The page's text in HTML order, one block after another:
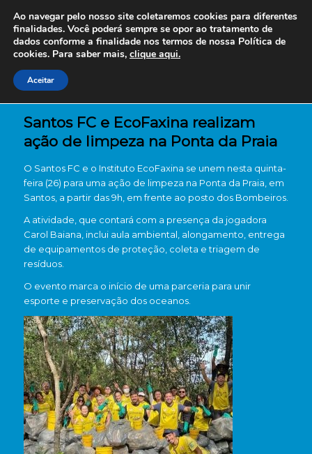
Santos FC e EcoFaxina realizam
ação de limpeza na Ponta da Praia
O Santos FC e o Instituto EcoFaxina se unem nesta quinta-
feira (26) para uma ação de limpeza na Ponta da Praia, em
Santos, a partir das 9h, em frente ao posto dos Bombeiros.
A atividade, que contará com a presença da jogadora
Carol Baiana, inclui aula ambiental, alongamento, entrega
de equipamentos de proteção, coleta e triagem de
resíduos.
O evento marca o início de uma parceria para unir
esporte e preservação dos oceanos.
Ao navegar pelo nosso site coletaremos cookies para diferentes
finalidades. Você poderá sempre se opor ao tratamento de
dados conforme a finalidade nos termos de nossa Política de
cookies. Para saber mais, clique aqui.
Aceitar